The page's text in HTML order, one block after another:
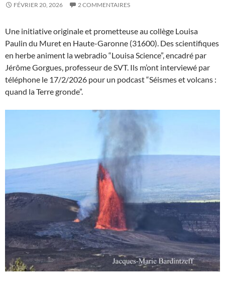
FÉVRIER 20, 2026 2 COMMENTAIRES
Une initiative originale et prometteuse au collège Louisa
Paulin du Muret en Haute-Garonne (31600). Des scientifiques
en herbe animent la webradio “Louisa Science”, encadré par
Jérôme Gorgues, professeur de SVT. Ils m’ont interviewé par
téléphone le 17/2/2026 pour un podcast “Séismes et volcans :
quand la Terre gronde”.